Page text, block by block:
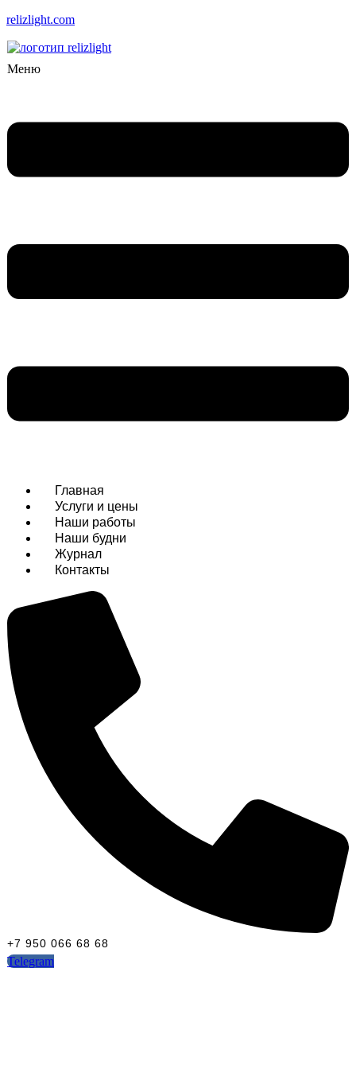
relizlight.com
Меню
Главная
Услуги и цены
Наши работы
Наши будни
Журнал
Контакты
+7 950 066 68 68
Telegram